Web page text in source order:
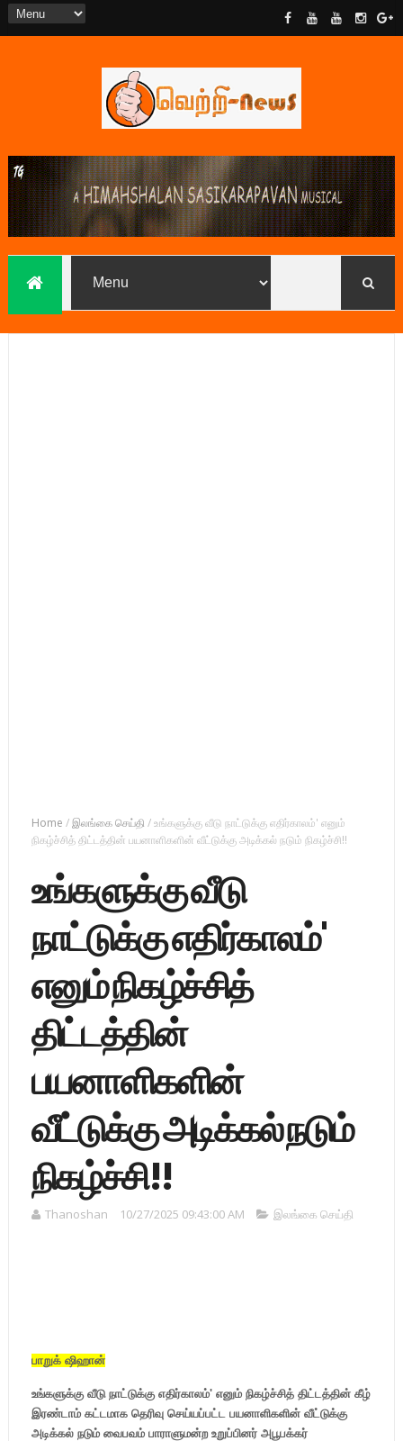
Home /இலங்கை செய்தி /உங்களுக்கு வீடு நாட்டுக்கு எதிர்காலம்' எனும்
நிகழ்ச்சித் திட்டத்தின் பயனாளிகளின் வீட்டுக்கு அடிக்கல் நடும் நிகழ்ச்சி!!
உங்களுக்கு வீடு
நாட்டுக்கு எதிர்காலம்'
எனும் நிகழ்ச்சித்
திட்டத்தின்
பயனாளிகளின்
வீட்டுக்கு அடிக்கல் நடும்
நிகழ்ச்சி!!
Thanoshan 10/27/2025 09:43:00 AM இலங்கை செய்தி
பாறுக் ஷிஹான்
உங்களுக்கு வீடு நாட்டுக்கு எதிர்காலம்' எனும் நிகழ்ச்சித் திட்டத்தின் கீழ்
இரண்டாம் கட்டமாக தெரிவு செய்யப்பட்ட பயனாளிகளின் வீட்டுக்கு
அடிக்கல் நடும் வைபவம் பாராளுமன்ற உறுப்பினர் அபூபக்கர்